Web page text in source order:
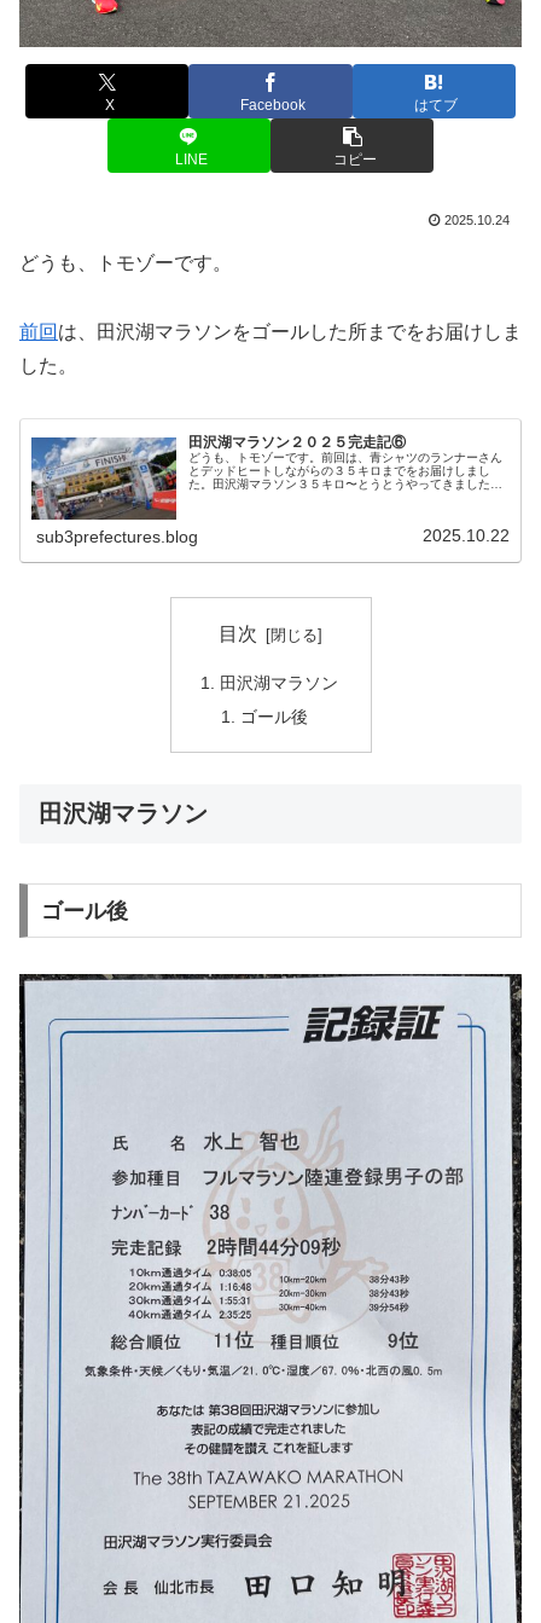
X Facebook はてブ
LINE コピー
2025.10.24
どうも、トモゾーです。
前回 は、田沢湖マラソンをゴールした所までをお届けしま
した。
田沢湖マラソン２０２５完走記⑥
どうも、トモゾーです。前回は、青シャツのランナーさん
とデッドヒートしながらの３５キロまでをお届けしまし
た。田沢湖マラソン３５キロ〜とうとうやってきました。
sub3prefectures.blog 2025.10.22
目次
田沢湖マラソン
ゴール後
田沢湖マラソン
ゴール後